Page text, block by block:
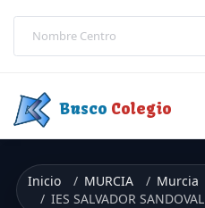
Busco Colegio
Inicio MURCIA Murcia
IES SALVADOR SANDOVAL